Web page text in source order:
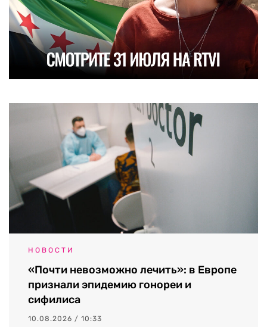
НОВОСТИ
«Почти невозможно лечить»: в Европе
признали эпидемию гонореи и
сифилиса
10.08.2026 / 10:33